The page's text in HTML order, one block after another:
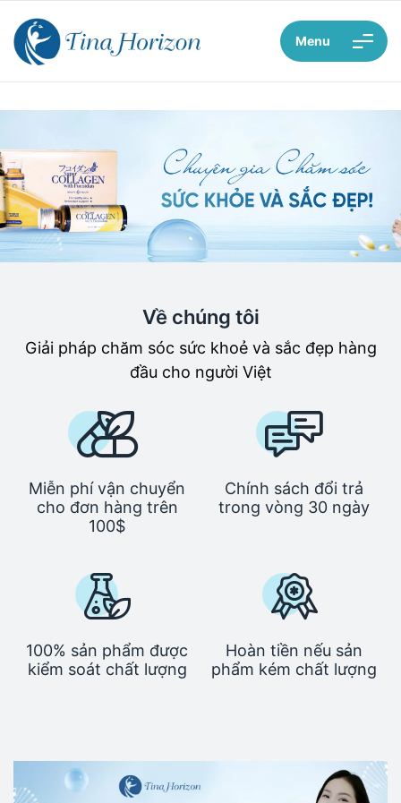
Menu
Về chúng tôi
Giải pháp chăm sóc sức khoẻ và sắc đẹp hàng
đầu cho người Việt
Miễn phí vận chuyển
cho đơn hàng trên
100$
Chính sách đổi trả
trong vòng 30 ngày
100% sản phẩm được
kiểm soát chất lượng
Hoàn tiền nếu sản
phẩm kém chất lượng